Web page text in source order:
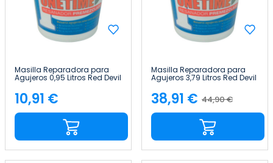
Masilla Reparadora para
Agujeros 0,95 Litros Red Devil
Precio
10,91 €
Masilla Reparadora para
Agujeros 3,79 Litros Red Devil
Precio
base
44,90 €
Precio
38,91 €